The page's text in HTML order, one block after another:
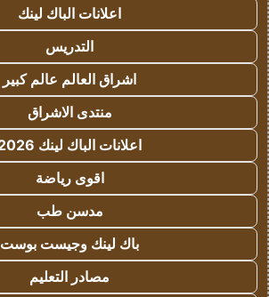
اعلانات الباك لينك
التدريس
اشراق العالم عالم كبير
منتدى الاشراق
اعلانات الباك لينك 2026
اقوى رياضة
مدسن طب
باك لينك وجيست بوست
مصادر التعليم